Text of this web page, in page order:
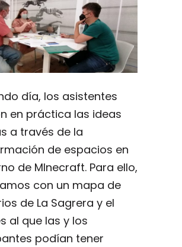
día, los asistentes
en práctica las ideas
a través de la
de espacios en
de MInecraft. Para ello,
con un mapa de
de La Sagrera y el
al que las y los
podían tener